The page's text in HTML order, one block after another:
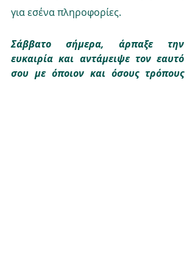
για εσένα πληροφορίες.
Σάββατο σήμερα, άρπαξε την
ευκαιρία και αντάμειψε τον εαυτό
σου με όποιον και όσους τρόπους